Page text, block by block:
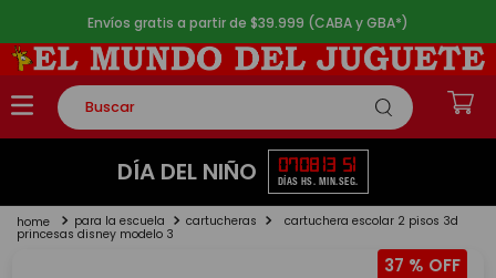
Envíos gratis a partir de $39.999 (CABA y GBA*)
Buscar
TÉRMINOS MÁS BUSCADOS
2.
lego
DÍA DEL NIÑO 07
DÍAS
08
HS.
13
MIN.
51
SEG.
para la escuela cartucheras cartuchera escolar 2 pisos 3d
princesas disney modelo 3
37 %